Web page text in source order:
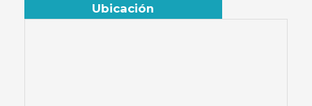
Ubicación